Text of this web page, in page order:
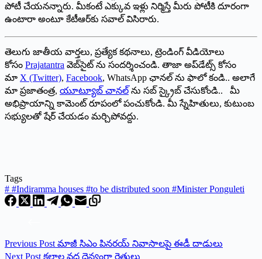
పోటీ చేయనన్నారు. మీకంటే ఎక్కువ ఇళ్లు నిర్మిస్తే మీరు పోటీకి దూరంగా
ఉంటారా అంటూ కేటీఆర్‌కు సవాల్ విసిరారు.
తెలుగు జాతీయ వార్తలు, ప్రత్యేక కథనాలు, ట్రెండింగ్ వీడియోలు
కోసం Prajatantra వెబ్‌సైట్ ను సందర్శించండి. తాజా అప్‌డేట్స్ కోసం
మా X (Twitter), Facebook, WhatsApp ఛానల్ ను ఫాలో కండి.. అలాగే
మా ప్రజాతంత్ర, యూట్యూబ్ చానల్ ను సబ్ స్క్రైబ్ చేసుకోండి.. మీ
అభిప్రాయాన్ని కామెంట్ రూపంలో పంచుకోండి. మీ స్నేహితులు, కుటుంబ
సభ్యులతో షేర్ చేయడం మర్చిపోవద్దు.
Tags
# #Indiramma houses #to be distributed soon #Minister Ponguleti
Previous Post మాజీ సిఎం పినరయ్ నివాసాలపై ఈడీ దాడులు
Next Post కల్లాల వద్ద దైన్యంగా రైతులు